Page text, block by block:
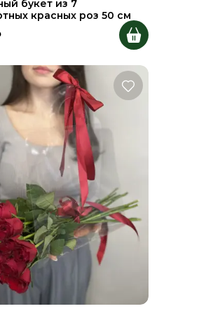
букет из 7
красных роз 50 см